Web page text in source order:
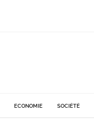
ECONOMIE SOCIÉTÉ